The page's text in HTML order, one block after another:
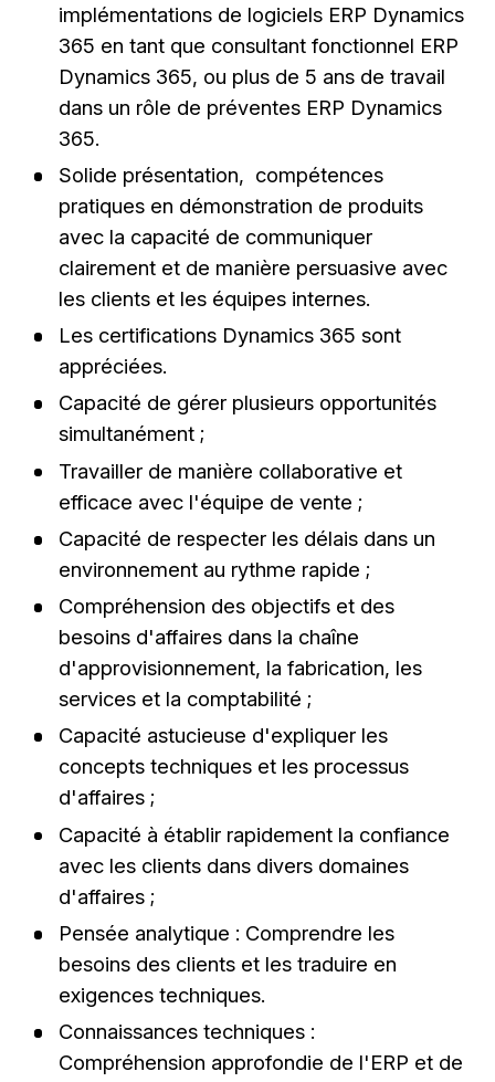
implémentations de logiciels ERP Dynamics
365 en tant que consultant fonctionnel ERP
Dynamics 365, ou plus de 5 ans de travail
dans un rôle de préventes ERP Dynamics
365.
Solide présentation, compétences
pratiques en démonstration de produits
avec la capacité de communiquer
clairement et de manière persuasive avec
les clients et les équipes internes.
Les certifications Dynamics 365 sont
appréciées.
Capacité de gérer plusieurs opportunités
simultanément ;
Travailler de manière collaborative et
efficace avec l'équipe de vente ;
Capacité de respecter les délais dans un
environnement au rythme rapide ;
Compréhension des objectifs et des
besoins d'affaires dans la chaîne
d'approvisionnement, la fabrication, les
services et la comptabilité ;
Capacité astucieuse d'expliquer les
concepts techniques et les processus
d'affaires ;
Capacité à établir rapidement la confiance
avec les clients dans divers domaines
d'affaires ;
Pensée analytique : Comprendre les
besoins des clients et les traduire en
exigences techniques.
Connaissances techniques :
Compréhension approfondie de l'ERP et de